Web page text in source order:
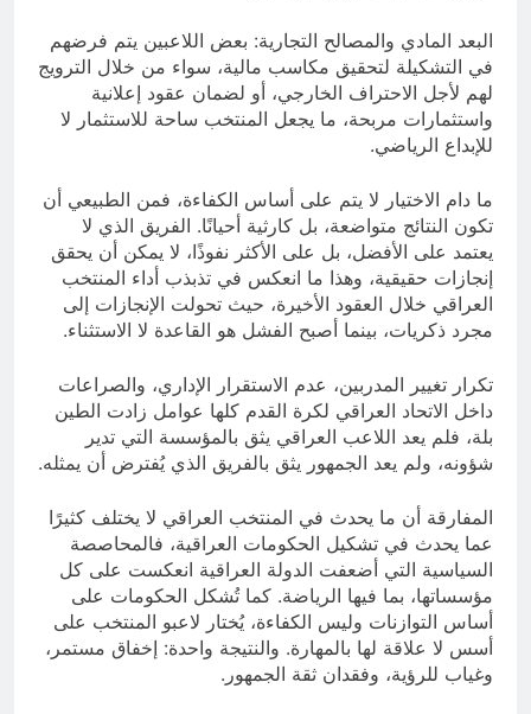
البعد المادي والمصالح التجارية: بعض اللاعبين يتم فرضهم
في التشكيلة لتحقيق مكاسب مالية، سواء من خلال الترويج
لهم لأجل الاحتراف الخارجي، أو لضمان عقود إعلانية
واستثمارات مربحة، ما يجعل المنتخب ساحة للاستثمار لا
للإبداع الرياضي.
ما دام الاختيار لا يتم على أساس الكفاءة، فمن الطبيعي أن
تكون النتائج متواضعة، بل كارثية أحيانًا. الفريق الذي لا
يعتمد على الأفضل، بل على الأكثر نفوذًا، لا يمكن أن يحقق
إنجازات حقيقية، وهذا ما انعكس في تذبذب أداء المنتخب
العراقي خلال العقود الأخيرة، حيث تحولت الإنجازات إلى
مجرد ذكريات، بينما أصبح الفشل هو القاعدة لا الاستثناء.
تكرار تغيير المدربين، عدم الاستقرار الإداري، والصراعات
داخل الاتحاد العراقي لكرة القدم كلها عوامل زادت الطين
بلة، فلم يعد اللاعب العراقي يثق بالمؤسسة التي تدير
شؤونه، ولم يعد الجمهور يثق بالفريق الذي يُفترض أن يمثله.
المفارقة أن ما يحدث في المنتخب العراقي لا يختلف كثيرًا
عما يحدث في تشكيل الحكومات العراقية، فالمحاصصة
السياسية التي أضعفت الدولة العراقية انعكست على كل
مؤسساتها، بما فيها الرياضة. كما تُشكل الحكومات على
أساس التوازنات وليس الكفاءة، يُختار لاعبو المنتخب على
أسس لا علاقة لها بالمهارة. والنتيجة واحدة: إخفاق مستمر،
وغياب للرؤية، وفقدان ثقة الجمهور.